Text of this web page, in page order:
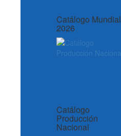
Catálogo Mundial
2026
Catálogo
Producción
Nacional